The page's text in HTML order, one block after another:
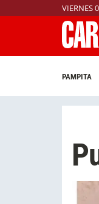
VIERNES
PAMPITA